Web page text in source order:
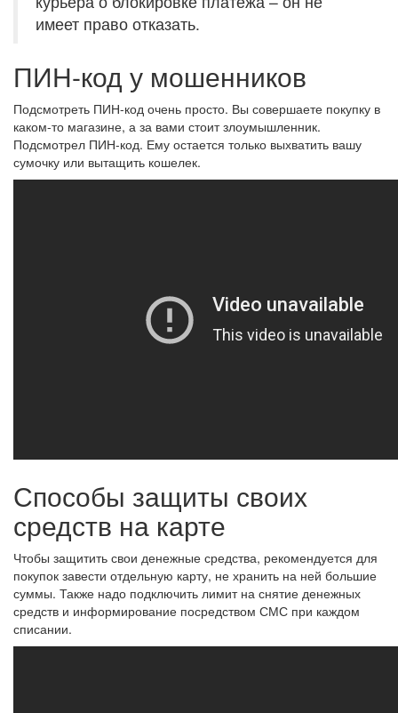
имеет право отказать.
ПИН-код у мошенников
Подсмотреть ПИН-код очень просто. Вы совершаете покупку в
каком-то магазине, а за вами стоит злоумышленник.
Подсмотрел ПИН-код. Ему остается только выхватить вашу
сумочку или вытащить кошелек.
Способы защиты своих
средств на карте
Чтобы защитить свои денежные средства, рекомендуется для
покупок завести отдельную карту, не хранить на ней большие
суммы. Также надо подключить лимит на снятие денежных
средств и информирование посредством СМС при каждом
списании.